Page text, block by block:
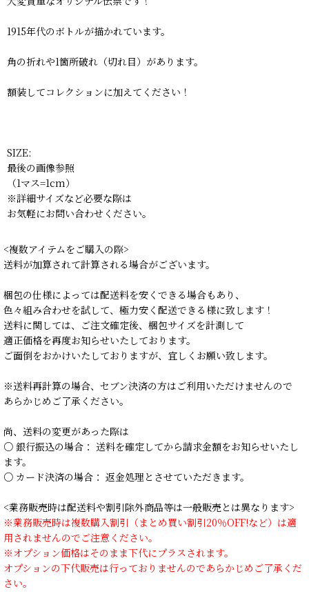
1915年代のボトルが描かれています。
角の折れや1箇所破れ（切れ目）があります。
額装してコレクションに加えてください！
SIZE:
最後の画像参照
（1マス=1cm）
※詳細サイズなど必要な際は
お気軽にお問い合わせください。
<複数アイテムをご購入の際>
送料が加算されて計算される場合がございます。
梱包の仕様によっては配送料を安くできる場合もあり、
色々組み合わせを試して、極力安く配送できる様に致します！
送料に関しては、ご注文確定後、梱包サイズを計測して
適正価格を再度お知らせいたしております。
ご面倒をおかけいたしておりますが、宜しくお願い致します。
※送料再計算の場合、セブン決済の方はご利用いただけませんので
あらかじめご了承ください。
尚、送料の変更があった際は
○ 銀行振込の場合： 送料を確定してから請求金額をお知らせいたし
ます。
○ カード決済の場合： 返金処理とさせていただきます。
<業務販売時は配送料や割引除外商品等は一般販売とは異なります>
※業務販売時は複数購入割引（まとめ買い割引20％OFF!など）は適
用されませんのでご注意ください。
※オプション価格はそのまま下代にプラスされます。
オプションの下代販売は行っておりませんのであらかじめご了承くだ
さい。